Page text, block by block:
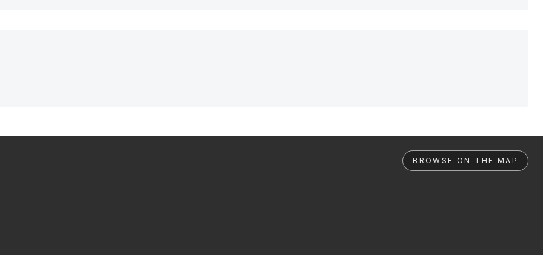
BROWSE ON THE MAP